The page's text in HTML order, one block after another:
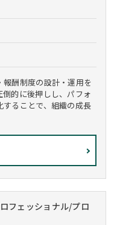
酬制度の設計・運用を
的に後押しし、パフォ
ることで、組織の成長
フェッショナル/プロ